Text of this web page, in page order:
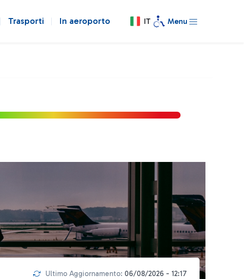
Trasporti In aeroporto IT Menu
Ultimo Aggiornamento: 06/08/2026 - 12:17